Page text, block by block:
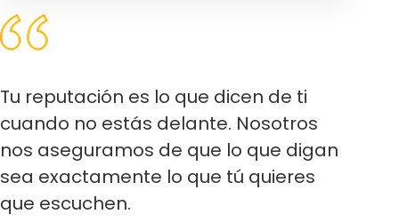
Tu reputación es lo que dicen de ti
cuando no estás delante. Nosotros
nos aseguramos de que lo que digan
sea exactamente lo que tú quieres
que escuchen.